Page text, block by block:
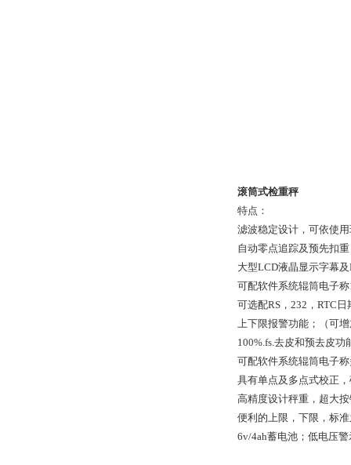
滚筒式检重秤
特点：
滤波稳定设计，可依使
自动零点追踪及预先扣
大型LCD液晶显示字幕
可配软件系统辊筒电子
可选配RS，232，RTC
上下限报警功能；（可
100%.fs.去皮和预去皮功
可配软件系统辊筒电子
具有单点及多点式校正
高精度设计秤重，超大
便利的上限，下限，标
6v/4ah蓄电池；低电压